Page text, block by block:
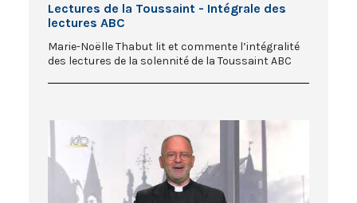
Lectures de la Toussaint - Intégrale des
lectures ABC
Marie-Noëlle Thabut lit et commente l’intégralité
des lectures de la solennité de la Toussaint ABC